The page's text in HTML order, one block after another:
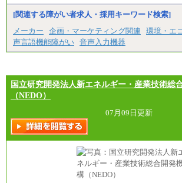
※試用期間中も給与に変更はござ
中途：
（１）（２）
月給：270,000円～
想定年収：490万円～1,100万円
・1,090万円/38歳・月給59万円
対象外
月給：190,000円～
想定年収：340万円～610万円
年収例：
・460万円/28歳・月給26万円
・520万円/32歳・月給29万円
（４）
月給：201,000円～
[関連する障がい者求人・採用キーワード検索]
メーカー
企画・マーケティング関連 環境・エ
声言語機能障がい 音声入力機器
国立研究開発法人新エネルギー・産業技術総
（NEDO）
07月09日更新